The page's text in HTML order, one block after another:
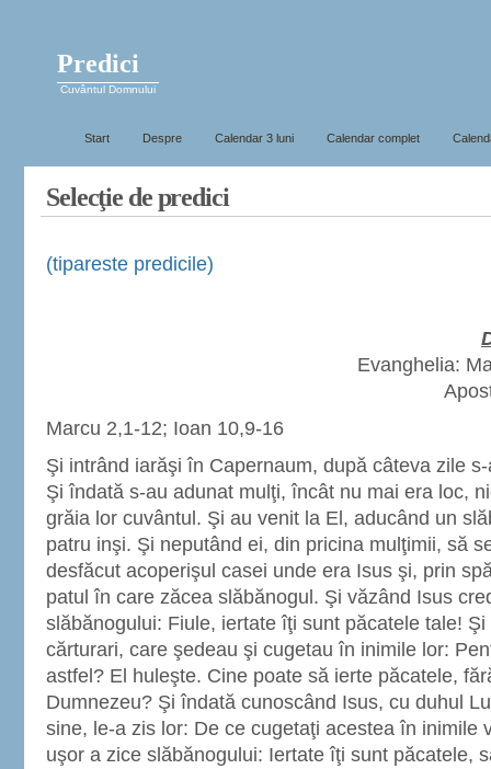
Predici
Cuvântul Domnului
Start Despre Calendar 3 luni Calendar complet
Selecţie de predici
(tipareste predicile)
Evanghelia:
Marcu 2,1-12; Ioan 10,9-16
Şi intrând iarăşi în Capernaum, după câteva zile
Şi îndată s-au adunat mulţi, încât nu mai era loc,
grăia lor cuvântul. Şi au venit la El, aducând un
patru inşi. Şi neputând ei, din pricina mulţimii, să
desfăcut acoperişul casei unde era Isus şi, prin
patul în care zăcea slăbănogul. Şi văzând Isus
slăbănogului: Fiule, iertate îţi sunt păcatele tale!
cărturari, care şedeau şi cugetau în inimile lor:
astfel? El huleşte. Cine poate să ierte păcatele,
Dumnezeu? Şi îndată cunoscând Isus, cu duhul
sine, le-a zis lor: De ce cugetaţi acestea în inimile
uşor a zice slăbănogului: Iertate îţi sunt păcatele,